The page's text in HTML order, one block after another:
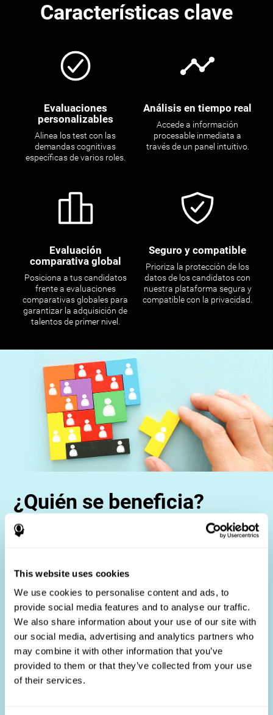
This website uses cookies
We use cookies to personalise content and ads, to
provide social media features and to analyse our traffic.
We also share information about your use of our site with
our social media, advertising and analytics partners who
may combine it with other information that you’ve
provided to them or that they’ve collected from your use
of their services.
Características clave
Evaluaciones
personalizables
Alinea los test con las
demandas cognitivas
específicas de varios roles.
Análisis en tiempo real
Accede a información
procesable inmediata a
través de un panel intuitivo.
Evaluación
comparativa global
Posiciona a tus candidatos
frente a evaluaciones
comparativas globales para
garantizar la adquisición de
talentos de primer nivel.
Seguro y compatible
Prioriza la protección de los
datos de los candidatos con
nuestra plataforma segura y
compatible con la privacidad.
¿Quién se beneficia?
El uso de test de desempeño laboral es parte de una
estrategia integral de reclutamiento, con el objetivo de
contratación. Estas evaluaciones son beneficiosas no
solo para identificar a los candidatos más adecuados,
sino también para promover la equidad y la diversidad
en el proceso de contratación al centrarse en los
requisitos específicos del trabajo en lugar de las
impresiones subjetivas.
Profesionales de recursos humanos: mejora la
eficiencia de la contratación, reduzca la rotación y crea
equipos más fuertes.